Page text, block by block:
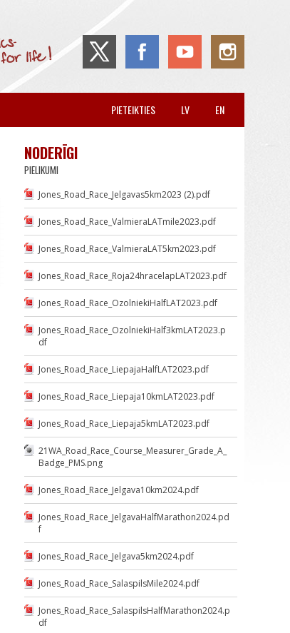
EN
LV
PIETEIKTIES
NODERĪGI
PIELIKUMI
Jones_Road_Race_Jelgavas5km2023 (2).pdf
Jones_Road_Race_ValmieraLATmile2023.pdf
Jones_Road_Race_ValmieraLAT5km2023.pdf
Jones_Road_Race_Roja24hracelapLAT2023.pdf
Jones_Road_Race_OzolniekiHalfLAT2023.pdf
Jones_Road_Race_OzolniekiHalf3kmLAT2023.p
df
Jones_Road_Race_LiepajaHalfLAT2023.pdf
Jones_Road_Race_Liepaja10kmLAT2023.pdf
Jones_Road_Race_Liepaja5kmLAT2023.pdf
21WA_Road_Race_Course_Measurer_Grade_A_
Badge_PMS.png
Jones_Road_Race_Jelgava10km2024.pdf
Jones_Road_Race_JelgavaHalfMarathon2024.pd
f
Jones_Road_Race_Jelgava5km2024.pdf
Jones_Road_Race_SalaspilsMile2024.pdf
Jones_Road_Race_SalaspilsHalfMarathon2024.p
df